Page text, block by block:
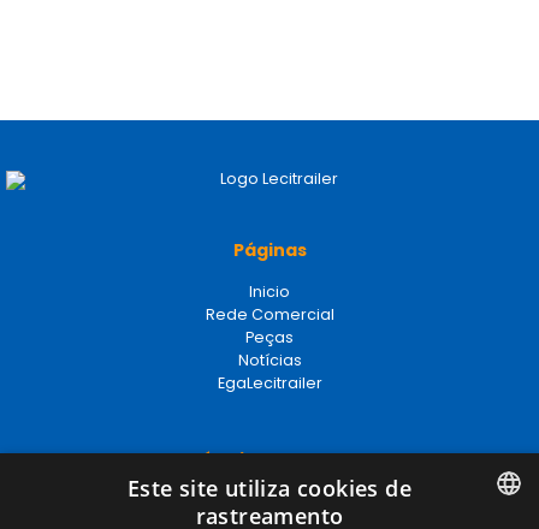
Páginas
Inicio
Rede Comercial
Peças
Notícias
EgaLecitrailer
Términos legales
Aviso legal
Política de privacidade
Este site utiliza cookies de
rastreamento